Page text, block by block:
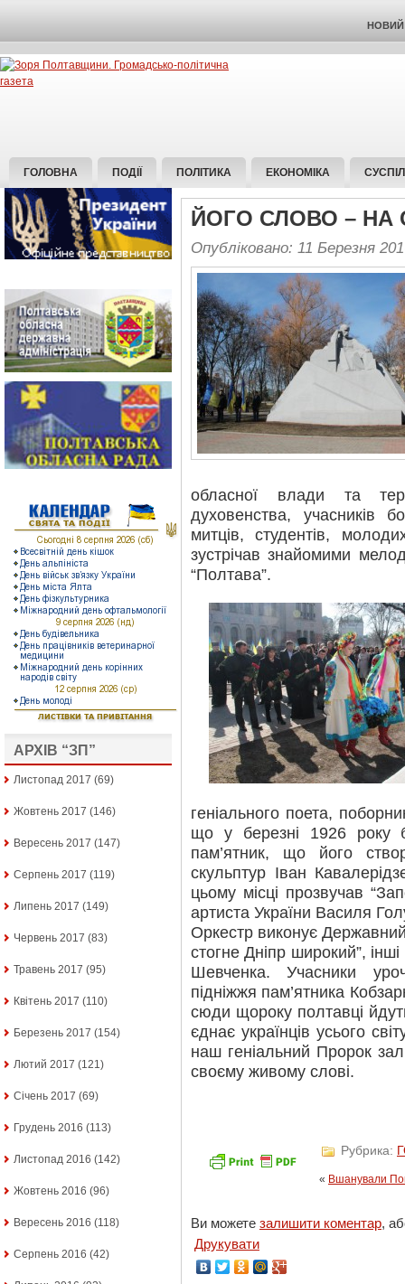
НОВИЙ
ГОЛОВНА ПОДІЇ ПОЛІТИКА ЕКОНОМІКА
АРХІВ “ЗП”
Листопад 2017 (69)
Жовтень 2017 (146)
Вересень 2017 (147)
Серпень 2017 (119)
Липень 2017 (149)
Червень 2017 (83)
Травень 2017 (95)
Квітень 2017 (110)
Березень 2017 (154)
Лютий 2017 (121)
Січень 2017 (69)
Грудень 2016 (113)
Листопад 2016 (142)
Жовтень 2016 (96)
Вересень 2016 (118)
Серпень 2016 (42)
ЙОГО СЛОВО – НА
Опубліковано: 11 Березня
обласної влади та
духовенства, учасників
митців, студентів,
зустрічав знайомими
“Полтава”.
геніального поета,
що у березні 1926 року
пам’ятник, що його
скульптур Іван
цьому місці прозвучав
артиста України Василя
Оркестр виконує
стогне Дніпр широкий”,
Шевченка. Учасники
підніжжя пам’ятника
сюди щороку полтавці
єднає українців усього
наш геніальний Пророк
своєму живому слові.
Рубрика:
« Вшанували
Ви можете залишити коментар,
Друкувати